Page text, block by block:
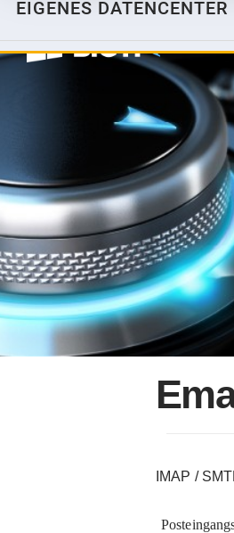
EIGENES DATENCENTER
HOSTING
HOSTING-ANGEBOTE
HOSTED-MAIL
IMAP /